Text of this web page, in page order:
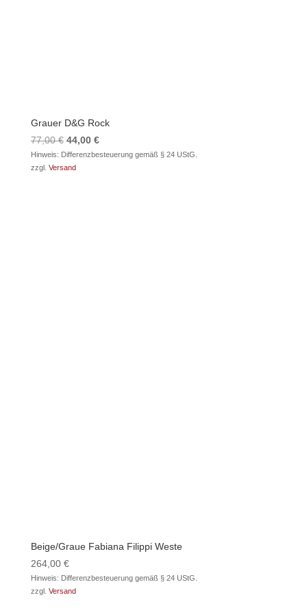
Grauer D&G Rock
77,00€ Ursprünglicher
Preis
war:
44,00 €Aktueller
Preis
Hinweis: Differenzbesteuerung gemäß § 24 UStG.
zzgl. Versand
Beige/Graue Fabiana Filippi Weste
264,00 €
Hinweis: Differenzbesteuerung gemäß § 24 UStG.
zzgl. Versand